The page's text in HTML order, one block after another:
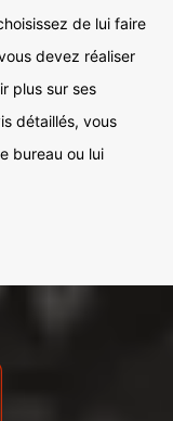
de lui faire
devez réaliser
plus sur ses
détaillés, vous
bureau ou lui